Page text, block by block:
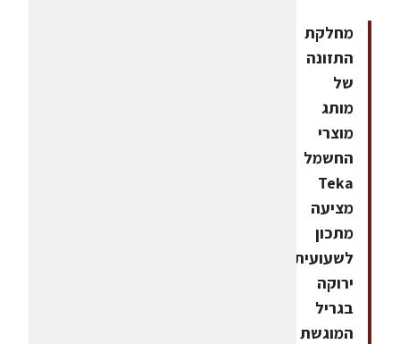
מחלקת
התזונה
של
מותג
מוצרי
החשמל
Teka
מציעה
מתכון
לשעועית
ירוקה
בגריל
המוגשת